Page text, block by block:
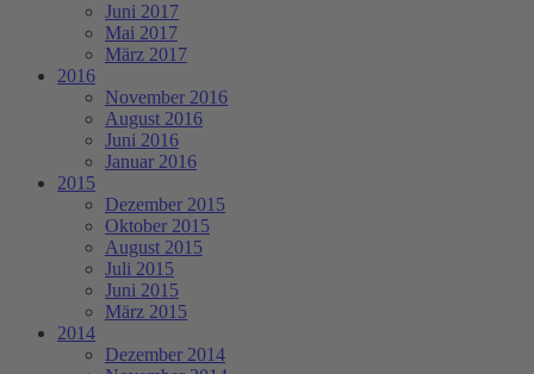
Juni 2017
Mai 2017
März 2017
2016
November 2016
August 2016
Juni 2016
Januar 2016
2015
Dezember 2015
Oktober 2015
August 2015
Juli 2015
Juni 2015
März 2015
2014
Dezember 2014